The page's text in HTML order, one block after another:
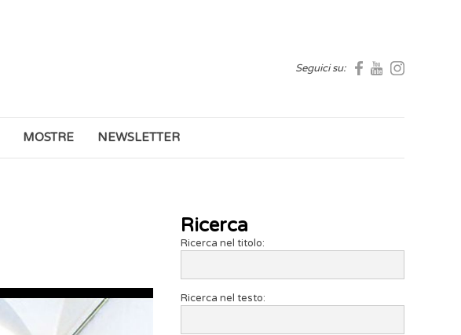
Seguici su:
MOSTRE NEWSLETTER
Ricerca
Ricerca nel titolo:
Ricerca nel testo: